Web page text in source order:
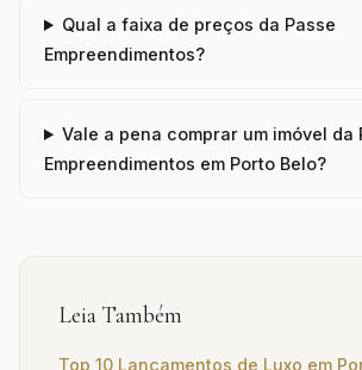
Qual a faixa de preços da Passe
Empreendimentos?
Vale a pena comprar um imóvel da
Empreendimentos em Porto Belo?
Leia Também
Top 10 Lançamentos de Luxo em